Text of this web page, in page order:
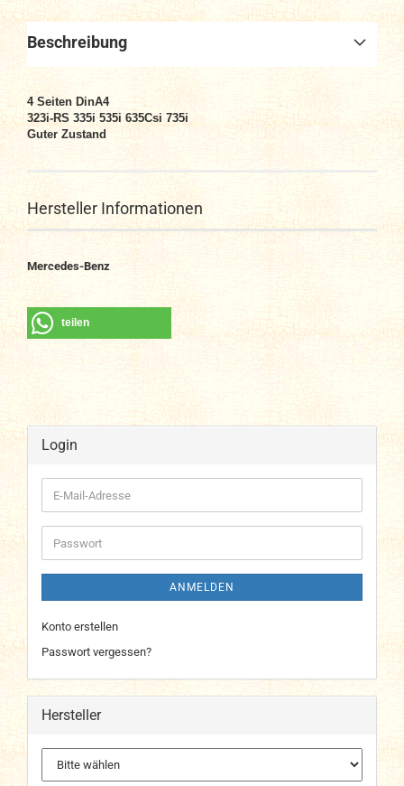
Beschreibung
4 Seiten DinA4
323i-RS 335i 535i 635Csi 735i
Guter Zustand
Hersteller Informationen
Mercedes-Benz
teilen
Login
E-
Mail-
Adresse
Passwort
ANMELDEN
Konto erstellen
Passwort vergessen?
Hersteller